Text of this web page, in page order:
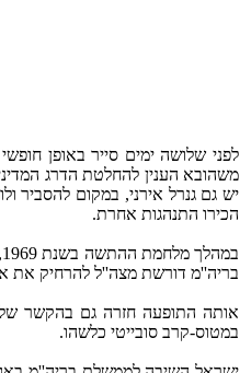
לפני שלושה ימים סייר באופן
משהובא הענין להחלטת הדרג
יש גם גנרל אירני, במקום להסביר
הכירו התנהגות אחרת.
בריה''מ דורשת מצה''ל להרחיק את
אותה התופעה חזרה גם בהקשר של
במטוס-קרב סובייטי כלשהו.